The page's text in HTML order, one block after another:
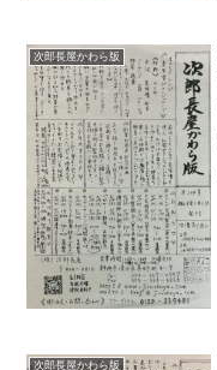
次郎長屋かわら版
次郎長屋かわら版